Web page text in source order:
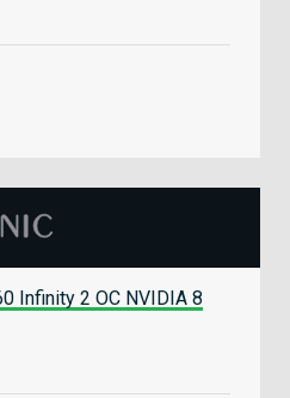
Infinity 2 OC NVIDIA 8